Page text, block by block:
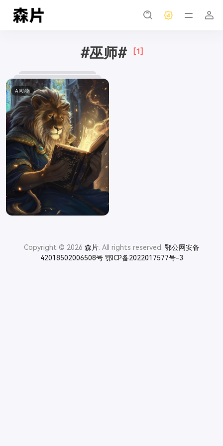
#巫师# [1]
AI动物
Copyright © 2026 森片. All rights reserved. 鄂公网安备
42018502006508号 鄂ICP备2022017577号-3